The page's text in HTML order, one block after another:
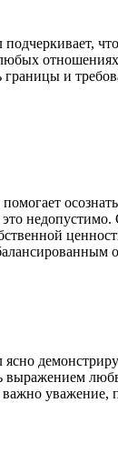
подчеркивает,
границы и
недопустимо.
ясно
выражением
уважение,